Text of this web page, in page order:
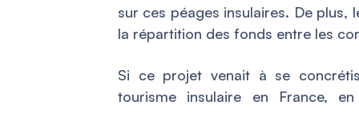
sur ces péages insulaires. De plus,
la répartition des fonds entre les
Si ce projet venait à se
tourisme insulaire en France,